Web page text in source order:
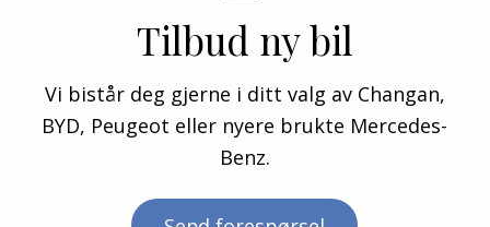
Tilbud ny bil
Vi bistår deg gjerne i ditt valg av Changan,
BYD, Peugeot eller nyere brukte Mercedes-
Benz.